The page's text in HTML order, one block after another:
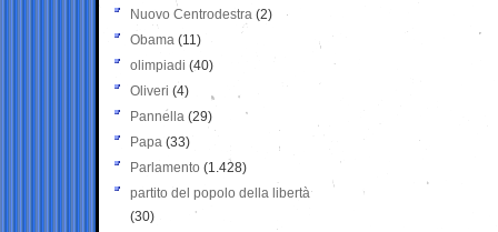
Nuovo Centrodestra (2)
Obama (11)
olimpiadi (40)
Oliveri (4)
Pannella (29)
Papa (33)
Parlamento (1.428)
partito del popolo della libertà
(30)